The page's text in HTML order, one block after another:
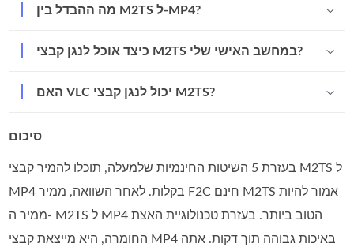
מה ההבדל בין M2TS ל‑MP4?
כיצד אוכל לנגן קבצי M2TS במחשב האישי שלי?
האם VLC יכול לנגן קבצי M2TS?
סיכום
בעזרת 5 השיטות החינמיות שלמעלה, תוכלו להמיר קבצי M2TS ל
MP4 בקלות. לאחר השוואה, ממיר F2C חינם M2TS אמור להיות
ממיר ה- M2TS ל MP4 הטוב ביותר. בעזרת טכנולוגיית האצת
החומרה, היא מייצאת קבצי MP4 באיכות גבוהה תוך דקות. אתה